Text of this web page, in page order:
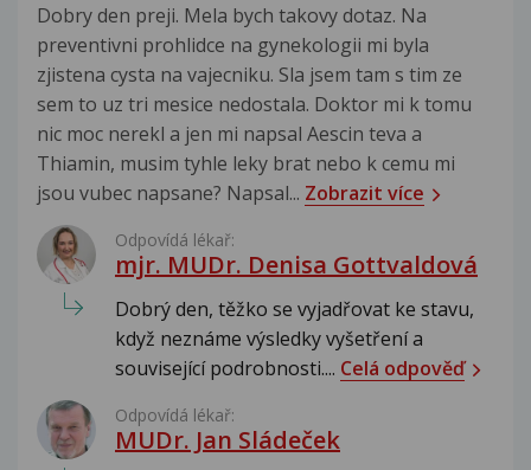
Dobry den preji. Mela bych takovy dotaz. Na
preventivni prohlidce na gynekologii mi byla
zjistena cysta na vajecniku. Sla jsem tam s tim ze
sem to uz tri mesice nedostala. Doktor mi k tomu
nic moc nerekl a jen mi napsal Aescin teva a
Thiamin, musim tyhle leky brat nebo k cemu mi
jsou vubec napsane? Napsal... Zobrazit více
Odpovídá lékař:
mjr. MUDr. Denisa Gottvaldová
Dobrý den, těžko se vyjadřovat ke stavu,
když neznáme výsledky vyšetření a
související podrobnosti.... Celá odpověď
Odpovídá lékař:
MUDr. Jan Sládeček